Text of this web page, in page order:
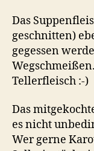
Das
geschnitten)
gegessen
Tellerfleisch :-)
Das
es nicht
Wer gerne